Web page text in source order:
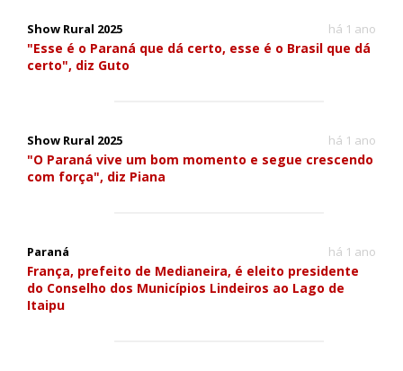
Show Rural 2025 há 1 ano
"Esse é o Paraná que dá certo, esse é o Brasil que dá
certo", diz Guto
Show Rural 2025 há 1 ano
"O Paraná vive um bom momento e segue crescendo
com força", diz Piana
Paraná há 1 ano
França, prefeito de Medianeira, é eleito presidente
do Conselho dos Municípios Lindeiros ao Lago de
Itaipu